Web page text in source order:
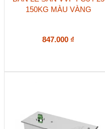
150KG MÀU VÀNG
847.000 ₫